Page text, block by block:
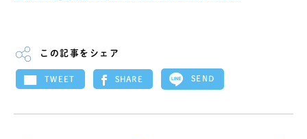
この記事をシェア
TWEET SHARE SEND